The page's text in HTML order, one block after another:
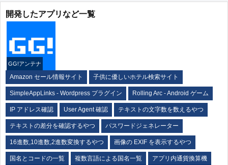
開発したアプリなど一覧
GG!アンテナ
Amazon セール情報サイト 子供に優しいホテル検索サイト
SimpleAppLinks - Wordpress プラグイン Rolling Arc - Android ゲーム
IP アドレス確認 User Agent 確認 テキストの文字数を数えるやつ
テキストの差分を確認するやつ パスワードジェネレーター
16進数,10進数,2進数変換するやつ 画像の EXIF を表示するやつ
国名とコードの一覧 複数言語による国名一覧 アプリ内通貨換算機